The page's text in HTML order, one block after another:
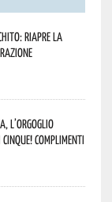
riapre la
l’orgoglio
Complimenti